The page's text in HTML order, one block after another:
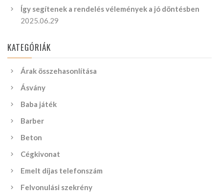
Így segítenek a rendelés vélemények a jó döntésben
2025.06.29
KATEGÓRIÁK
Árak összehasonlítása
Ásvány
Baba játék
Barber
Beton
Cégkivonat
Emelt díjas telefonszám
Felvonulási szekrény